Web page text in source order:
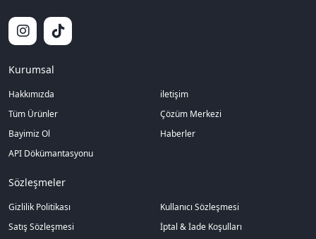
Kurumsal
Hakkımızda
iletişim
Tüm Ürünler
Çözüm Merkezi
Bayimiz Ol
Haberler
API Dökümantasyonu
Sözleşmeler
Gizlilik Politikası
Kullanıcı Sözleşmesi
Satış Sözleşmesi
İptal & İade Koşulları